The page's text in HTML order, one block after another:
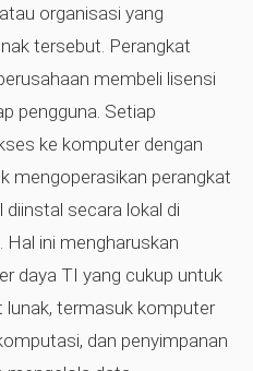
organisasi yang
tersebut. Perangkat
membeli lisensi
pengguna. Setiap
ke komputer dengan
mengoperasikan perangkat
diinstal secara lokal di
ini mengharuskan
daya TI yang cukup untuk
lunak, termasuk komputer
dan penyimpanan